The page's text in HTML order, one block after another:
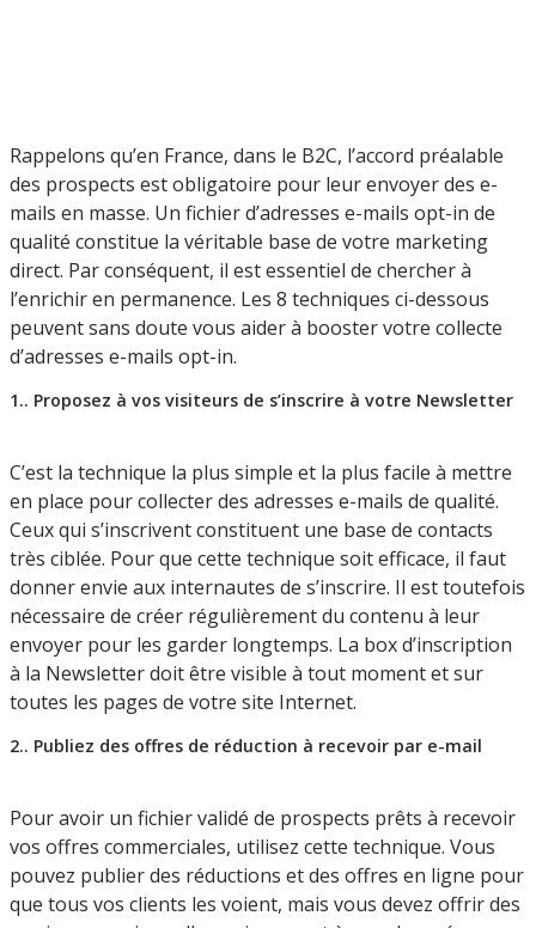
Rappelons qu’en France, dans le B2C, l’accord préalable
des prospects est obligatoire pour leur envoyer des e-
mails en masse. Un fichier d’adresses e-mails opt-in de
qualité constitue la véritable base de votre marketing
direct. Par conséquent, il est essentiel de chercher à
l’enrichir en permanence. Les 8 techniques ci-dessous
peuvent sans doute vous aider à booster votre collecte
d’adresses e-mails opt-in.
1.. Proposez à vos visiteurs de s’inscrire à votre Newsletter
C’est la technique la plus simple et la plus facile à mettre
en place pour collecter des adresses e-mails de qualité.
Ceux qui s’inscrivent constituent une base de contacts
très ciblée. Pour que cette technique soit efficace, il faut
donner envie aux internautes de s’inscrire. Il est toutefois
nécessaire de créer régulièrement du contenu à leur
envoyer pour les garder longtemps. La box d’inscription
à la Newsletter doit être visible à tout moment et sur
toutes les pages de votre site Internet.
2.. Publiez des offres de réduction à recevoir par e-mail
Pour avoir un fichier validé de prospects prêts à recevoir
vos offres commerciales, utilisez cette technique. Vous
pouvez publier des réductions et des offres en ligne pour
que tous vos clients les voient, mais vous devez offrir des